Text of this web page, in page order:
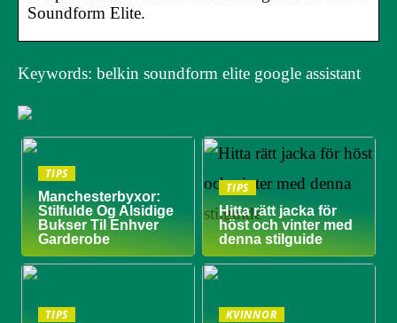
Soundform Elite.
Keywords: belkin soundform elite google assistant
TIPS
Manchesterbyxor:
Stilfulde Og Alsidige
Bukser Til Enhver
Garderobe
TIPS
Hitta rätt jacka för
höst och vinter med
denna stilguide
TIPS KVINNOR